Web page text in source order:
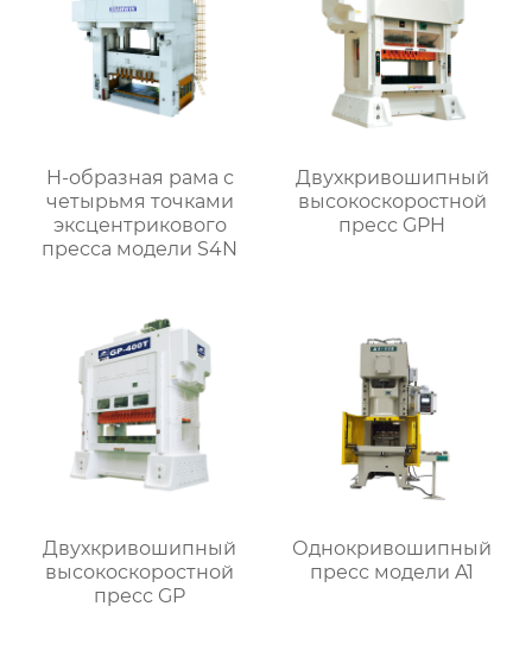
H-образная рама с
четырьмя точками
эксцентрикового
пресса модели S4N
Двухкривошипный
высокоскоростной
пресс GPH
Двухкривошипный
высокоскоростной
пресс GP
Однокривошипный
пресс модели A1